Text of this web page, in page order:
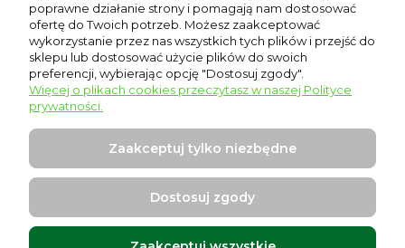
Moje konto
Płatności i dostawa
Informacje
poprawne działanie strony i pomagają nam dostosować
ofertę do Twoich potrzeb. Możesz zaakceptować
wykorzystanie przez nas wszystkich tych plików i przejść do
sklepu lub dostosować użycie plików do swoich
preferencji, wybierając opcję "Dostosuj zgody".
Więcej o plikach cookies przeczytasz w naszej Polityce
prywatności.
Zaakceptuj tylko niezbędne
Dostosuj zgody